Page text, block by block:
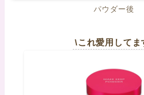
パウダー後
\これ愛用してま